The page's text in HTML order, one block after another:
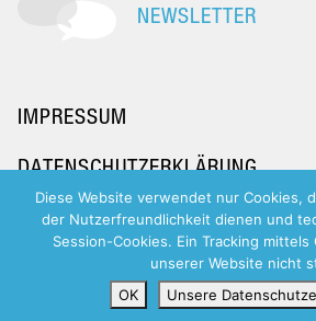
NEWSLETTER
IMPRESSUM
DATENSCHUTZERKLÄRUNG
Diese Website verwendet nur Cookies,
der Nutzerfreundlichkeit dienen und
Session-Cookies. Ein Tracking
unserer Website nicht
OK
Unsere